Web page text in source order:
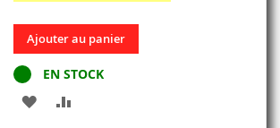
Ajouter au panier
EN STOCK
AJOUTER